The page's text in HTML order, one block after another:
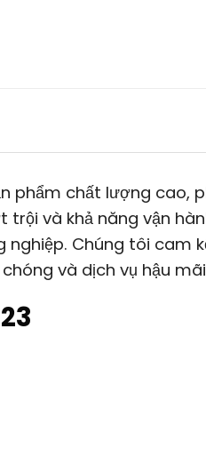
phẩm chất lượng cao,
và khả năng vận
Chúng tôi cam
và dịch vụ hậu